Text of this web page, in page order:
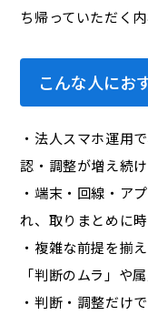
ち帰っていただく内
こんな人にお
・法人スマホ運用
認・調整が増え続
・端末・回線・ア
れ、取りまとめに
・複雑な前提を揃
「判断のムラ」や
・判断・調整だけ